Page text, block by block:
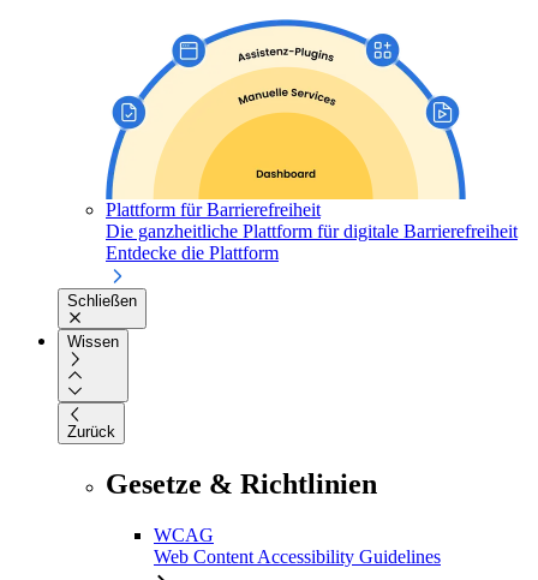
Plattform für Barrierefreiheit
Die ganzheitliche Plattform für digitale Barrierefreiheit
Entdecke die Plattform
Schließen
Wissen
Zurück
Gesetze & Richtlinien
WCAG
Web Content Accessibility Guidelines